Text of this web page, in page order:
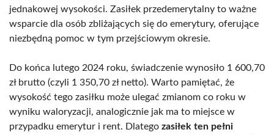
jednakowej wysokości. Zasiłek przedemerytalny to ważne
wsparcie dla osób zbliżających się do emerytury, oferujące
niezbędną pomoc w tym przejściowym okresie.
Do końca lutego 2024 roku, świadczenie wynosiło 1 600,70
zł brutto (czyli 1 350,70 zł netto). Warto pamiętać, że
wysokość tego zasiłku może ulegać zmianom co roku w
wyniku waloryzacji, analogicznie jak ma to miejsce w
przypadku emerytur i rent. Dlatego zasiłek ten pełni